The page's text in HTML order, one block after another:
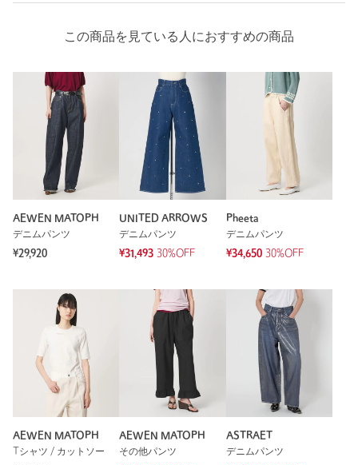
この商品を見ている人におすすめの商品
AEWEN MATOPH
デニムパンツ
¥29,920
UNITED ARROWS
デニムパンツ
¥31,493 30%OFF
Pheeta
デニムパンツ
¥34,650 30%OFF
AEWEN MATOPH
Tシャツ / カットソー
AEWEN MATOPH
その他パンツ
ASTRAET
デニムパンツ